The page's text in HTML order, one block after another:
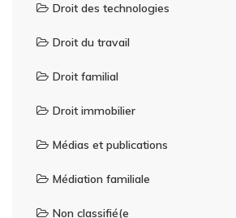
Droit des technologies
Droit du travail
Droit familial
Droit immobilier
Médias et publications
Médiation familiale
Non classifié(e